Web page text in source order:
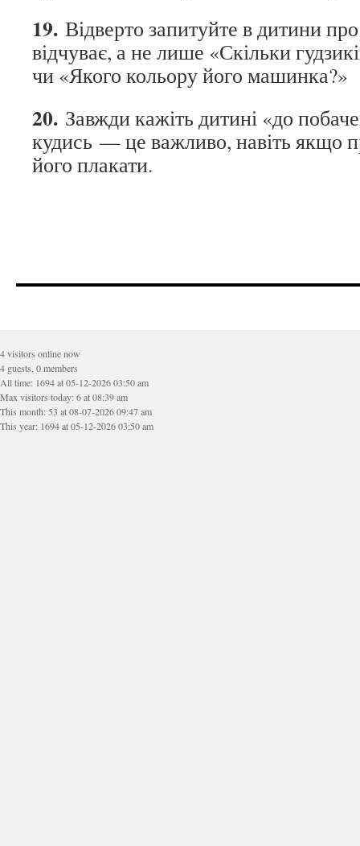
19. Відверто запитуйте в дитини
відчуває, а не лише «Скільки
чи «Якого кольору його машинка?»
20. Завжди кажіть дитині «до
кудись — це важливо, навіть якщо
його плакати.
4 visitors online now
4 guests, 0 members
All time: 1694 at 05-12-2026 03:50 am
Max visitors today: 6 at 08:39 am
This month: 53 at 08-07-2026 09:47 am
This year: 1694 at 05-12-2026 03:50 am